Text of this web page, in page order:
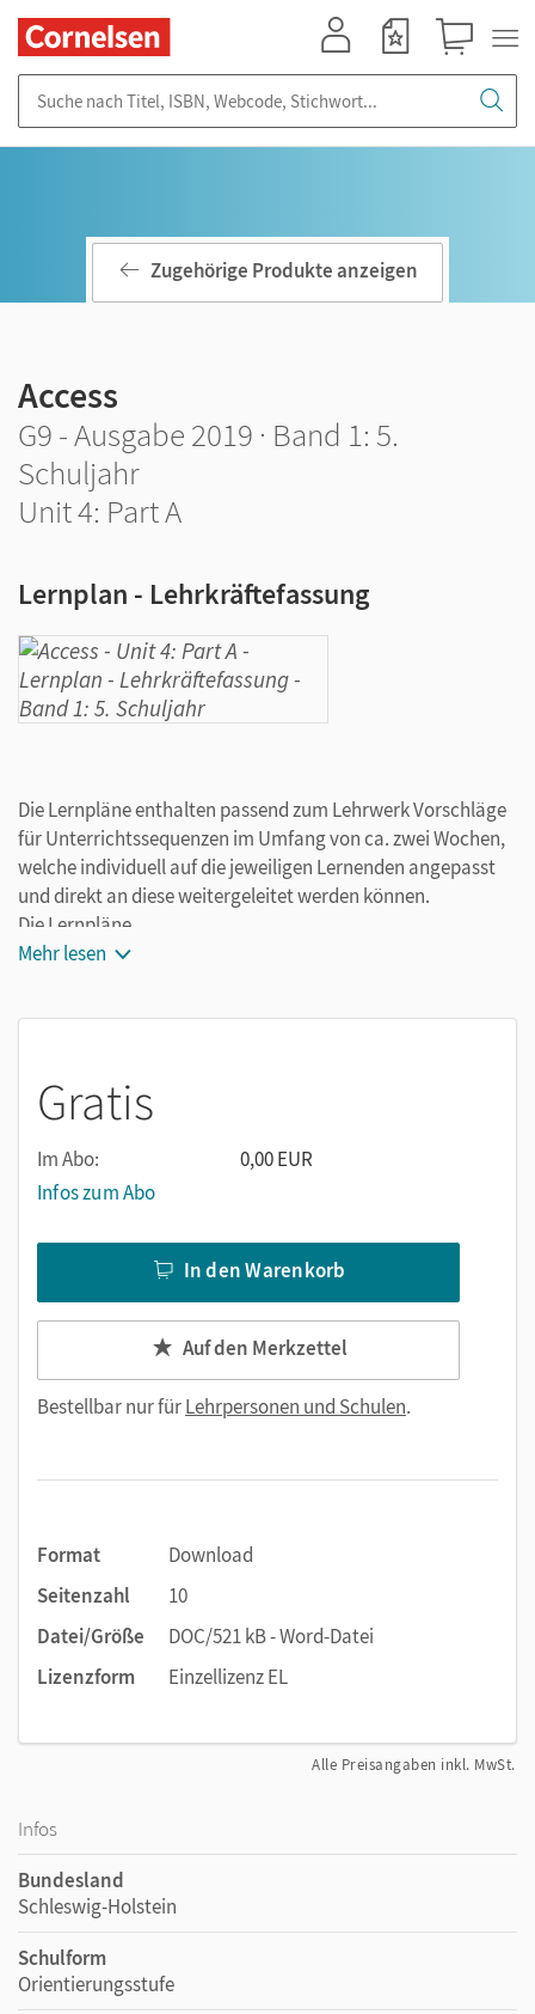
Zugehörige Produkte anzeigen
Access
G9 - Ausgabe 2019 · Band 1: 5.
Schuljahr
Unit 4: Part A
Lernplan - Lehrkräftefassung
Die Lernpläne enthalten passend zum Lehrwerk Vorschläge
für Unterrichtssequenzen im Umfang von ca. zwei Wochen,
welche individuell auf die jeweiligen Lernenden angepasst
und direkt an diese weitergeleitet werden können.
Die Lernpläne
Schüler anpassen
vereinfachen die Arbeit
Mehr lesen
Gratis
Im Abo:
0,00 EUR
Infos zum Abo
In den Warenkorb
Auf den Merkzettel
Bestellbar nur fürLehrpersonen und Schulen.
Format
Download
Seitenzahl
10
Datei/Größe
DOC/521 kB - Word-Datei
Lizenzform
Einzellizenz EL
Alle Preisangaben inkl. MwSt.
Infos
Bundesland
Schleswig-Holstein
Schulform
Orientierungsstufe